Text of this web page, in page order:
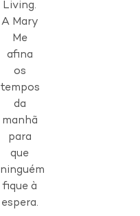
Living.
A Mary
Me
afina
os
tempos
da
manhã
para
que
ninguém
fique à
espera.